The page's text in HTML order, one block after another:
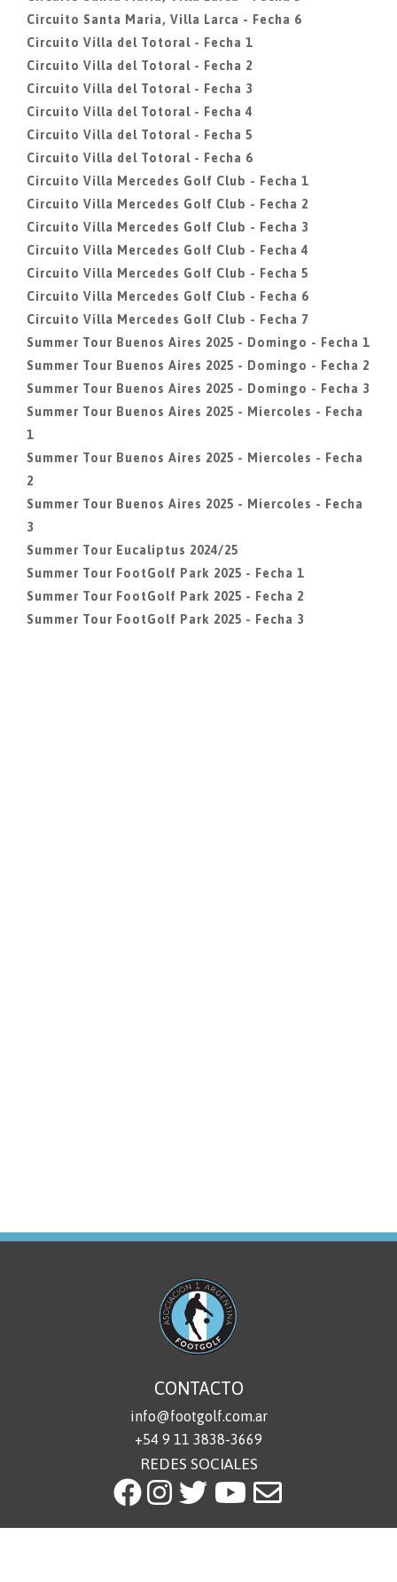
Circuito Santa Maria, Villa Larca - Fecha 6
Circuito Villa del Totoral - Fecha 1
Circuito Villa del Totoral - Fecha 2
Circuito Villa del Totoral - Fecha 3
Circuito Villa del Totoral - Fecha 4
Circuito Villa del Totoral - Fecha 5
Circuito Villa del Totoral - Fecha 6
Circuito Villa Mercedes Golf Club - Fecha 1
Circuito Villa Mercedes Golf Club - Fecha 2
Circuito Villa Mercedes Golf Club - Fecha 3
Circuito Villa Mercedes Golf Club - Fecha 4
Circuito Villa Mercedes Golf Club - Fecha 5
Circuito Villa Mercedes Golf Club - Fecha 6
Circuito Villa Mercedes Golf Club - Fecha 7
Summer Tour Buenos Aires 2025 - Domingo - Fecha 1
Summer Tour Buenos Aires 2025 - Domingo - Fecha 2
Summer Tour Buenos Aires 2025 - Domingo - Fecha 3
Summer Tour Buenos Aires 2025 - Miercoles - Fecha
1
Summer Tour Buenos Aires 2025 - Miercoles - Fecha
2
Summer Tour Buenos Aires 2025 - Miercoles - Fecha
3
Summer Tour Eucaliptus 2024/25
Summer Tour FootGolf Park 2025 - Fecha 1
Summer Tour FootGolf Park 2025 - Fecha 2
Summer Tour FootGolf Park 2025 - Fecha 3
CONTACTO
info@footgolf.com.ar
+54 9 11 3838-3669
REDES SOCIALES